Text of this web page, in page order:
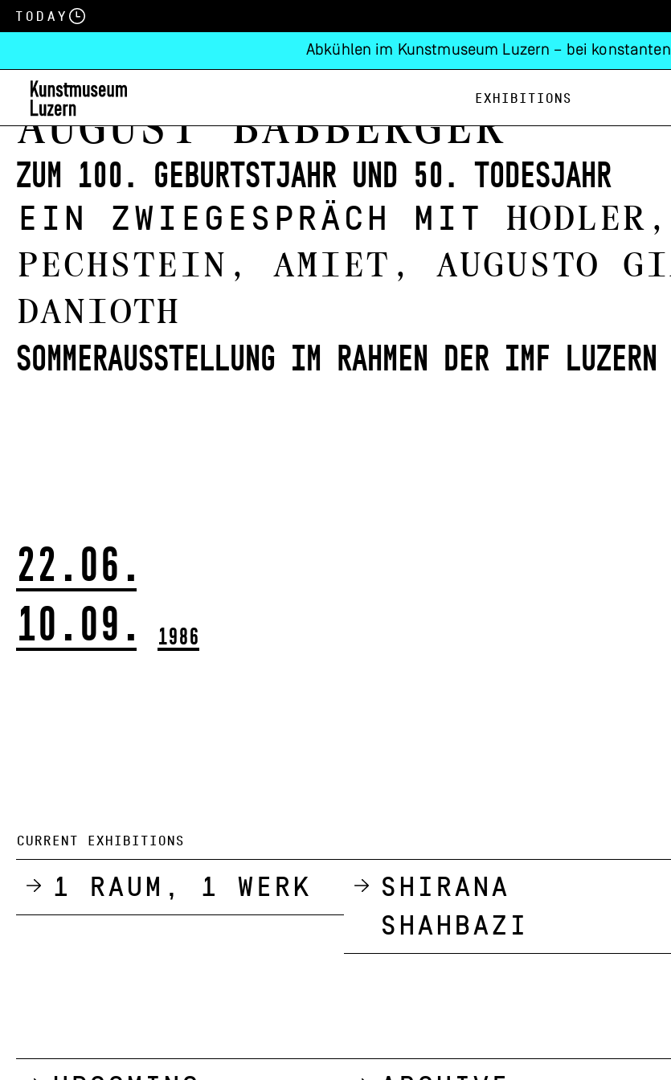
Today
Abkühlen im Kunstmuseum Luzern – bei
Exhibitions
August Babberger
Zum 100. Geburtstjahr und 50. Todesjahr
Ein Zwiegespräch mit
Pechstein, Amiet, Augusto
Danioth
Sommerausstellung im Rahmen der IMF Luzern
22.06.
10.09.
1986
CURRENT EXHIBITIONS
1 Raum, 1 Werk
Shirana
Shahbazi